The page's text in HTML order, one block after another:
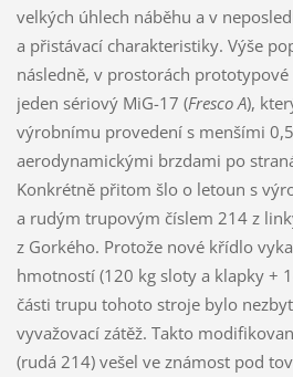
velkých úhlech náběhu a v
a přistávací charakteristiky. Výše
následně, v prostorách
jeden sériový MiG-17 (Fresco A),
výrobnímu provedení s menšími
aerodynamickými brzdami po
Konkrétně přitom šlo o letoun s
a rudým trupovým číslem 214 z
z Gorkého. Protože nové křídlo
hmotností (120 kg sloty a klapky +
části trupu tohoto stroje bylo
vyvažovací zátěž. Takto
(rudá 214) vešel ve známost pod